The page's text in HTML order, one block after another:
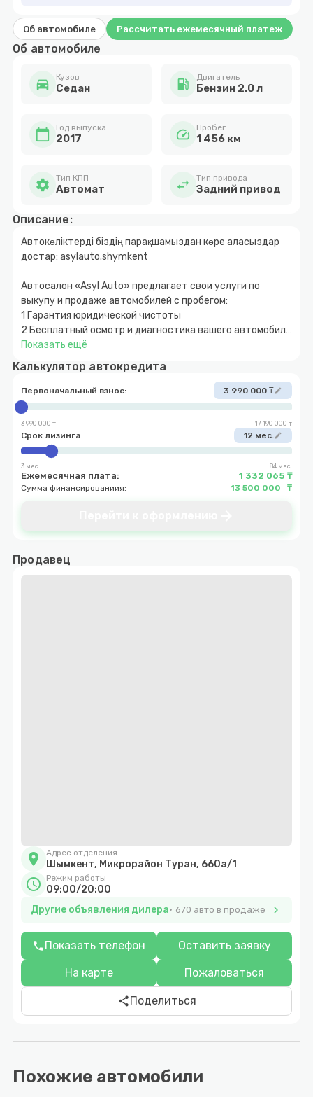
Об автомобиле Рассчитать ежемесячный платеж
Об автомобиле
directions_car Кузов
Cедан local_gas_station Двигатель
Бензин 2.0 л
calendar_today Год выпуска
2017 speed Пробег
1 456 км
settings Тип КПП
Автомат swap_horiz Тип привода
Задний привод
Описание:
Автокөліктерді біздің парақшамыздан көре аласыздар
достар: asylauto.shymkent
Автосалон «Asyl Auto» предлагает свои услуги по
выкупу и продаже автомобилей с пробегом:
1 Гарантия юридической чистоты
2 Бесплатный осмотр и диагностика вашего автомобиля
3 Быстрое и прозрачное оформление
расчет
5 Возможность покупки авто в кредит с
первоначальным взносом от 10%
6 Обмен автомобиля с доплатой в обе стороны
7 Выкуп вашего автомобиля
Показать ещё
Калькулятор автокредита
Первоначальный взнос: 3 990 000 ₸edit
3 990 000 ₸ 17 190 000 ₸
Срок лизинга 12 мес.edit
3 мес. 84 мес.
Ежемесячная плата: 1 332 065 ₸
Сумма финансированиия: 13 500 000 ₸
Продавец
location_on Адрес отделения
Шымкент, Микрорайон Туран, 660а/1
schedule Режим работы
09:00/20:00
Другие объявления дилера
670 авто в продаже chevron_right
phoneПоказать телефон Оставить заявку
На карте Пожаловаться
shareПоделиться
Похожие автомобили